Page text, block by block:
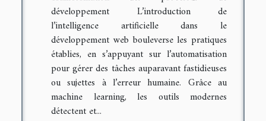
développement L’introduction de
l’intelligence artificielle dans le
développement web bouleverse les pratiques
établies, en s’appuyant sur l’automatisation
pour gérer des tâches auparavant fastidieuses
ou sujettes à l’erreur humaine. Grâce au
machine learning, les outils modernes
détectent et...